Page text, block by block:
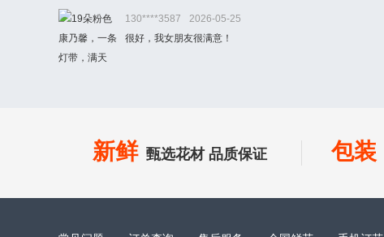
130****3587
2026-05-25
很好，我女朋友很满意！
新鲜 甄选花材 品质保证 包装